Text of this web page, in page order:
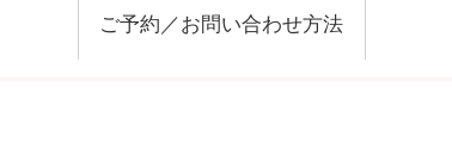
ご予約／お問い合わせ方法